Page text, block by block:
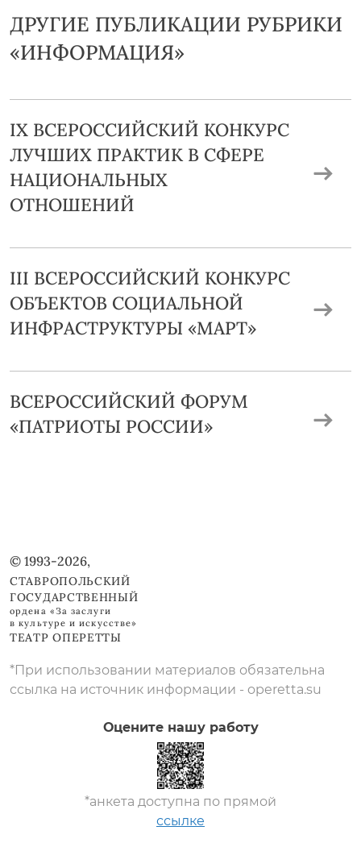
ДРУГИЕ ПУБЛИКАЦИИ РУБРИКИ
«ИНФОРМАЦИЯ»
IX ВСЕРОССИЙСКИЙ КОНКУРС
ЛУЧШИХ ПРАКТИК В СФЕРЕ
НАЦИОНАЛЬНЫХ
ОТНОШЕНИЙ
III ВСЕРОССИЙСКИЙ КОНКУРС
ОБЪЕКТОВ СОЦИАЛЬНОЙ
ИНФРАСТРУКТУРЫ «МАРТ»
ВСЕРОССИЙСКИЙ ФОРУМ
«ПАТРИОТЫ РОССИИ»
© 1993-2026,
СТАВРОПОЛЬСКИЙ
ГОСУДАРСТВЕННЫЙ
ордена «За заслуги
в культуре и искусстве»
ТЕАТР ОПЕРЕТТЫ
*При использовании материалов обязательна
ссылка на источник информации - operetta.su
Оцените нашу работу
*анкета доступна по прямой
ссылке